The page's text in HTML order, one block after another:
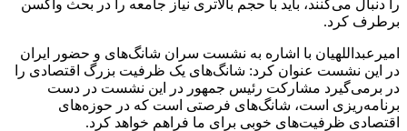
را دنبال می‌کنند، باید با حجم بالاتری نیاز جامعه را در بحث واکسن
برطرف کرد.
امیرعبداللهیان با اشاره به نشست سران شانگ‌های و حضور ایران
در این نشست عنوان کرد: شانگ‌های یک ظرفیت بزرگ اقتصادی را
در برمی‌گیرد مشارکت رئیس جمهور در این نشست در دست
برنامه‌ریزی است، شانگ‌های فرصتی است که در حوزه‌های
اقتصادی ظرفیت‌های خوبی برای ما فراهم خواهد کرد.